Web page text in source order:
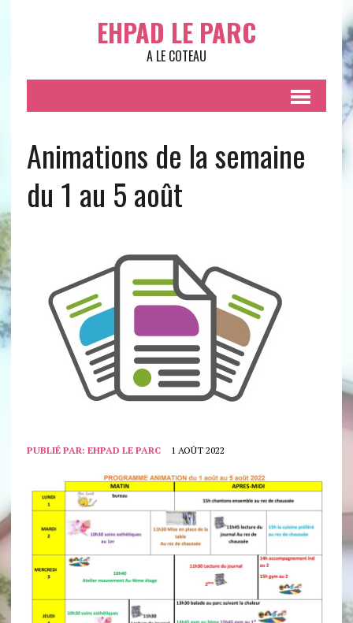
EHPAD LE PARC
A LE COTEAU
Animations de la semaine
du 1 au 5 août
PUBLIÉ PAR: EHPAD LE PARC 1 AOÛT 2022